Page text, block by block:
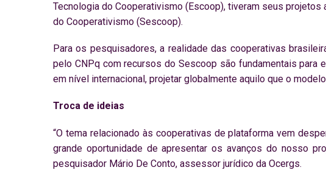
Tecnologia do Cooperativismo (Escoop), tiveram seus projetos
do Cooperativismo (Sescoop).
Para os pesquisadores, a realidade das cooperativas
pelo CNPq com recursos do Sescoop são fundamentais
em nível internacional, projetar globalmente aquilo que o
Troca de ideias
“O tema relacionado às cooperativas de plataforma vem
grande oportunidade de apresentar os avanços do nosso
pesquisador Mário De Conto, assessor jurídico da Ocergs.